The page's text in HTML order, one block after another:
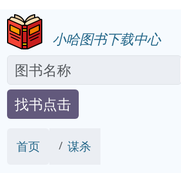
小哈图书下载中心
找书点击
首页 谋杀